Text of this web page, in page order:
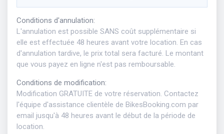
Conditions d'annulation:
L'annulation est possible SANS coût supplémentaire si
elle est effectuée 48 heures avant votre location. En cas
d'annulation tardive, le prix total sera facturé. Le montant
que vous payez en ligne n'est pas remboursable.
Conditions de modification:
Modification GRATUITE de votre réservation. Contactez
l'équipe d'assistance clientèle de BikesBooking.com par
email jusqu'à 48 heures avant le début de la période de
location.